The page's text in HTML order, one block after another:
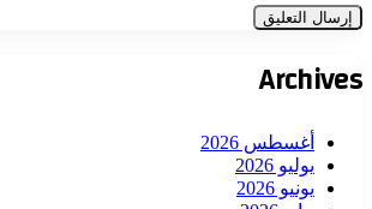
Archives
أغسطس 2026
يوليو 2026
يونيو 2026